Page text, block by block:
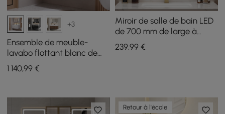
+3
Ensemble de meuble-
lavabo flottant blanc de
100 cm avec armoire de
toilette à LED
1 140,99 €
Miroir de salle de bain LED
de 700 mm de large à
intensité variable avec
loupe 3X et antibuée
239,99€
Retour à l'école